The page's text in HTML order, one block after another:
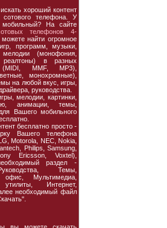
хороший контент
телефона. У
мобильный? На сайте
телефонов 4-
найти огромное
программ, музыки,
(монофония,
реалтоны) в разных
MMF, MP3),
монохромные),
на любой вкус, игры,
руководства.
мелодии, картинки,
анимации, темы,
Вашего мобильного
бесплатно просто -
Вашего телефона
Motorola, NEC, Nokia,
Philips, Samsung,
Ericsson, Voxtel),
раздел -
Темы,
офис, Мультимедиа,
Интернет,
необходимый файл